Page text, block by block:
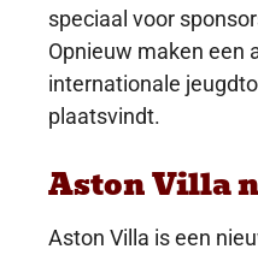
speciaal voor
Opnieuw maken een
internationale
plaatsvindt.
Aston Villa
Aston Villa is een